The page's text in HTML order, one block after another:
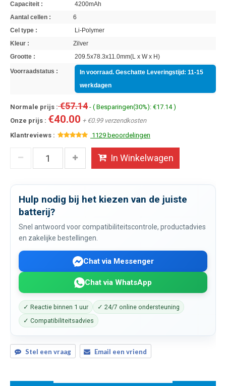
Capaciteit :
4200mAh
Aantal cellen :
6
Cel type :
Li-Polymer
Kleur :
Zilver
Grootte :
209.5x78.3x11.0mm(L x W x H)
Voorraadstatus :
In voorraad. Geschatte Leveringstijd: 11-15
werkdagen
Normale prijs :€57.14 - ( Besparingen(30%): €17.14 )
Onze prijs : €40.00 + €0.99 verzendkosten
Klantreviews :
1129 beoordelingen
In Winkelwagen
Hulp nodig bij het kiezen van de juiste
batterij?
Snel antwoord voor compatibiliteitscontrole, productadvies
en zakelijke bestellingen.
Chat via Messenger
Chat via WhatsApp
✓ Reactie binnen 1 uur
✓ 24/7 online ondersteuning
✓ Compatibiliteitsadvies
Stel een vraag Email een vriend